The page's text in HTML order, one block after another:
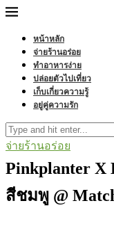
หน้าหลัก
จ่ายร้านอร่อย
ทำอาหารง่าย
ปล่อยตัวไปเที่ยว
เก็บเกี่ยวความรู้
อยู่คู่ความรัก
จ่ายร้านอร่อย
Pinkplanter X
สีชมพู @